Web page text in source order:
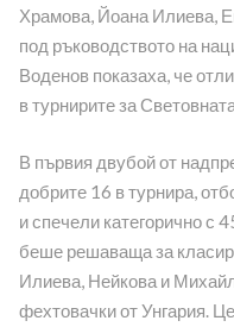
Храмова, Йоана Илиева,
под ръководството на
Воденов показаха, че
в турнирите за
В първия двубой от
добрите 16 в турнира,
и спечели категорично с
беше решаваща за
Илиева, Нейкова и
фехтовачки от Унгария.